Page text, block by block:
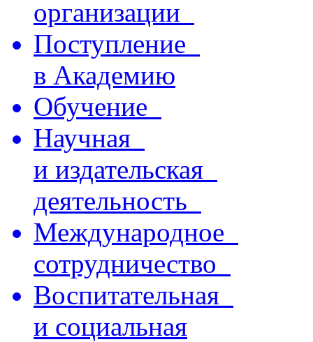
организации
Поступление
в Академию
Обучение
Научная
и издательская
деятельность
Международное
сотрудничество
Воспитательная
и социальная